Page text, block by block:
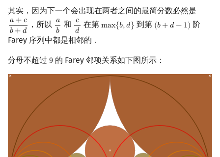
其实，因为下一个会出现在两者之间的最简分数必然是
𝑎 +𝑐
𝑏+𝑑
a+cb+ d，所以 𝑎
𝑏
ab 和 𝑐
𝑑
cd 在第 max{𝑏,𝑑}
max{b,d } 到第 (𝑏+𝑑 − 1)
(b +d−1)
阶
Farey 序列中都是相邻的．
分母不超过 9
9 的 Farey 邻项关系如下图所示：